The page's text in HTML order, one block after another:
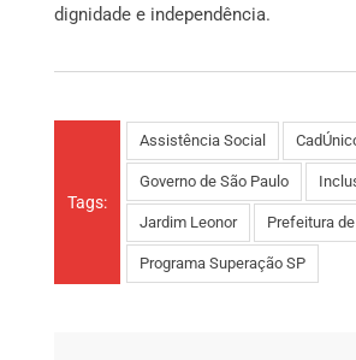
dignidade e independência.
Tags:
Assistência Social
Governo de São Paulo
Jardim Leonor Prefeitura
Programa Superação SP